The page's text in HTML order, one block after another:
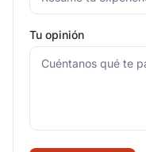
Tu opinión